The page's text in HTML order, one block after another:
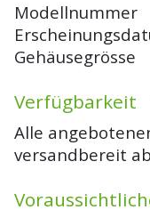
Modellnummer
Gehäusegrösse
Verfügbarkeit
Alle
versandbereit